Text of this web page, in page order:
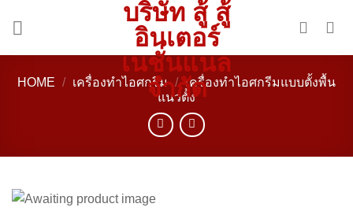
บริษัท สู้ สู้
อินเตอร์
เนชั่นแนล
จำกัด
HOME / เครื่องทำไอศกรีม / เครื่องทำไอศกรีมแบบตั้งพื้น
แนวตั้ง